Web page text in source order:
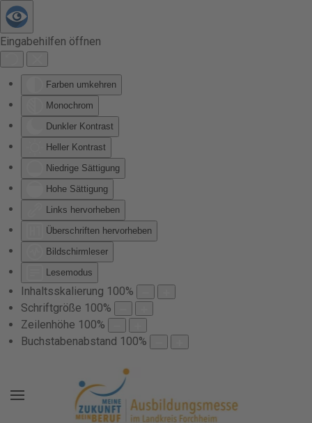
Eingabehilfen öffnen
Farben umkehren
Monochrom
Dunkler Kontrast
Heller Kontrast
Niedrige Sättigung
Hohe Sättigung
Links hervorheben
Überschriften hervorheben
Bildschirmleser
Lesemodus
Inhaltsskalierung 100%
Schriftgröße 100%
Zeilenhöhe 100%
Buchstabenabstand 100%
Zum Hauptinhalt springen